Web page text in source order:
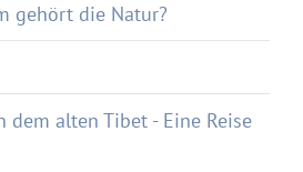
gehört die Natur?
dem alten Tibet - Eine Reise